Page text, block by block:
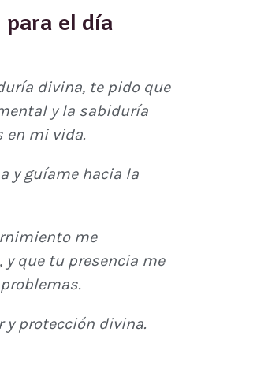
para el día
divina, te pido que
y la sabiduría
en mi vida.
y guíame hacia la
me
que tu presencia me
y protección divina.